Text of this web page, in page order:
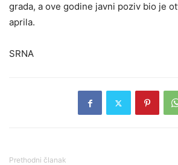
grada, a ove godine javni poziv bio je
aprila.
SRNA
Prethodni članak